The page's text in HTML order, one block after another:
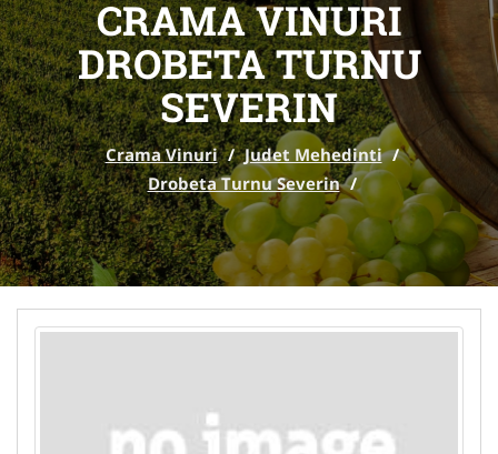
CRAMA VINURI
DROBETA TURNU
SEVERIN
Crama Vinuri / Judet Mehedinti /
Drobeta Turnu Severin /